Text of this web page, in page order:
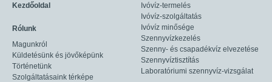
Kezdőoldal
Rólunk
Magunkról
Küldetésünk és jövőképünk
Történetünk
Szolgáltatásaink térképe
Ivóvíz-termelés
Ivóvíz-szolgáltatás
Ivóvíz minősége
Szennyvízkezelés
Szenny- és csapadékvíz elvezetése
Szennyvíztisztítás
Laboratóriumi szennyvíz-vizsgálat